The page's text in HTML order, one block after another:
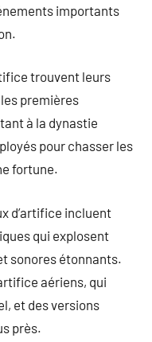
importants
trouvent leurs
premières
à la dynastie
pour chasser les
fortune.
d’artifice incluent
qui explosent
sonores étonnants.
aériens, qui
et des versions
près.